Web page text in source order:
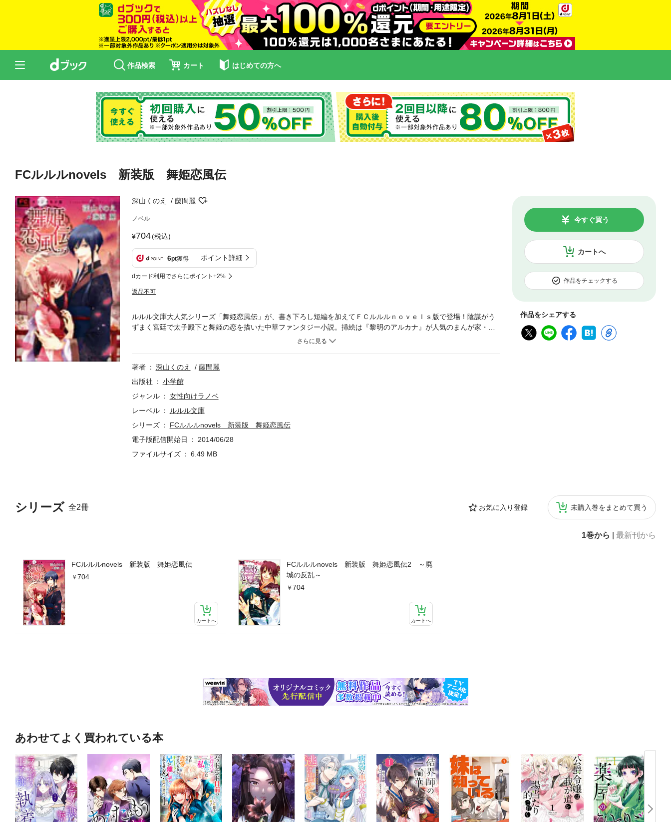
作品検索 カート はじめての方へ
FCルルルnovels 新装版 舞姫恋風伝
深山くのえ 藤間麗
ノベル
704(税込)
6pt獲得 ポイント詳細
dカード利用でさらにポイント+2%
返品不可
カートへ
今すぐ買う
作品をチェックする
作品をシェアする
シリーズ 全2冊 お気に入り登録 未購入巻をまとめて買う
1巻から 最新刊から
FCルルルnovels 新装版 舞姫恋風伝
704
カートへ
FCルルルnovels 新装版 舞姫恋風伝2 ～廃
城の反乱～
704
カートへ
ルルル文庫大人気シリーズ「舞姫恋風伝」が、書き下ろし短編を加えてＦＣルルルｎｏｖｅｌｓ版で登場！陰謀がう
ずまく宮廷で太子殿下と舞姫の恋を描いた中華ファンタジー小説。挿絵は『黎明のアルカナ』が人気のまんが家・藤
間麗が描く！ 明るい愛鈴は帝達のために舞う妓女。不作の年に家族の生活を助けるために売られてきた。月の輝く
がら、慧俊に心の奥底で惹かれていく。愛鈴が幻の舞「雪月梅花」を慧俊のために舞ったそのとき、愛鈴と慧俊の運
命が激流に飲み込まれていき・・・。 ときめきのドラマチックファンタジー。藤間麗の美しい絵が、物語に彩りを
録。ファンにも必見の一冊です。※この作品は底本と同じクオリティのカラーイラスト、モノクロの挿絵イラストが収
録されています。
著者 深山くのえ
藤間麗
出版社
小学館
ジャンル
女性向けラノベ
レーベル
ルルル文庫
シリーズ
FCルルルnovels 新装版 舞姫恋風伝
電子版配信開始日
2014/06/28
ファイルサイズ
6.49 MB
あわせてよく買われている本